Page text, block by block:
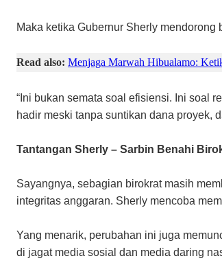
Maka ketika Gubernur Sherly
Read also: Menjaga Marwah Hibualamo:
“Ini bukan semata soal efisiensi. Ini soal
hadir meski tanpa suntikan dana proyek,
Tantangan Sherly – Sarbin Benahi
Sayangnya, sebagian birokrat masih
integritas anggaran. Sherly mencoba
Yang menarik, perubahan ini juga
di jagat media sosial dan media daring